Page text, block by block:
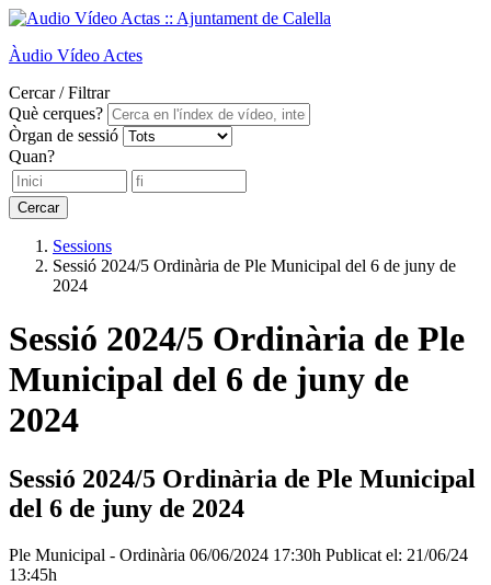
Àudio Vídeo Actes
Cercar / Filtrar
Què cerques?
Òrgan de sessió
Quan?
Cercar
Sessions
Sessió 2024/5 Ordinària de Ple Municipal del 6 de juny de
2024
Sessió 2024/5 Ordinària de Ple
Municipal del 6 de juny de
2024
Sessió 2024/5 Ordinària de Ple Municipal
del 6 de juny de 2024
Ple Municipal - Ordinària 06/06/2024 17:30h Publicat el: 21/06/24
13:45h